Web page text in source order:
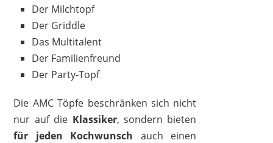
Der Milchtopf
Der Griddle
Das Multitalent
Der Familienfreund
Der Party-Topf
Die AMC Töpfe beschränken sich nicht
nur auf die Klassiker, sondern bieten
für jeden Kochwunsch auch einen